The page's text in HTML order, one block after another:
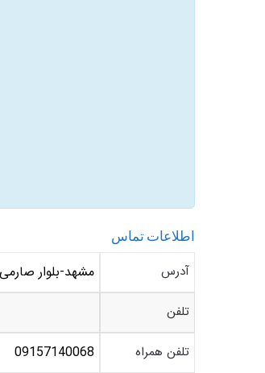
اطلاعات تماس
آدرس مشهد-بلوار صارمی – بین
تلفن
تلفن همراه 09157140068